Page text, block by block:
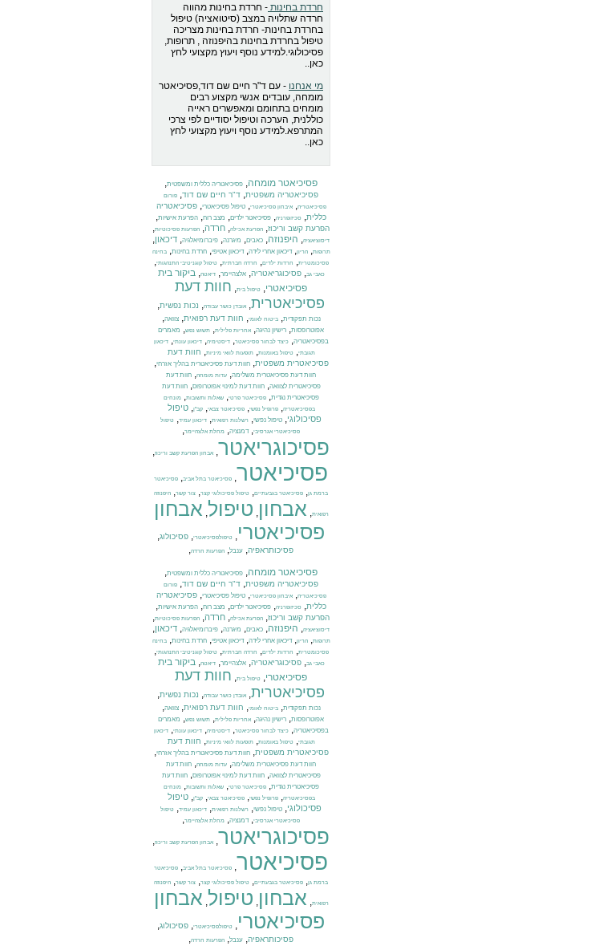
חרדת בחינות - חרדת בחינות מהווה
חרדה שתלויה במצב (סיטואציה) טיפול
בחרדת בחינות- חרדת בחינות מצריכה
טיפול בחרדת בחינות בהיפנוזה , תרופות,
פסיכולוגי.למידע נוסף ויעוץ מקצועי לחץ
כאן..
מי אנחנו - עם ד"ר חיים שם דוד,פסיכיאטר
מומחה, עובדים אנשי מקצוע רבים
מומחים בתחומם ומאפשרים ראייה
כוללנית, הערכה וטיפול יסודיים לפי צרכי
המתרפא.למידע נוסף ויעוץ מקצועי לחץ
כאן..
פסיכיאטר מומחה, פסיכיאטריה כללית ומשפטית,
פסיכיאטריה משפטית, ד"ר חיים שם דוד, פורום
פסיכיאטריה,איבחון פסיכיאטרי,טיפול פסיכיאטרי,פסיכיאטריה
כללית, סכיזופרניה, פסיכיאטר ילדים, מצב רוח, הפרעת אישיות,
הפרעת קשב וריכוז, הפרעת אכילה, חרדה, הפרעות פסיכוטיות,
דיסוציאציה, היפנוזה, כאבים, מיגרנה, פיברומיאלגיה, דיכאון,
תרופות,הריון,דיכאון אחרי לידה,דיכאון אטיפי,חרדת בחינות,בחינה
פסיכומטרית, חרדות ילדים, חרדה חברתית,טיפול קוגניטיבי התנהגותי,
כאבי גב,פסיכוגריאטריה,אלצהיימר,דיאטה,ביקור בית
פסיכיאטרי, טיפול בית, חוות דעת
פסיכיאטרית, אובדן כושר עבודה, נכות נפשית,
נכות תפקודית,ביטוח לאומי, חוות דעת רפואית,צוואה,
אפוטרופסות, רישיון נהיגה, אחריות פלילית, תשוש נפש, מאמרים
בפסיכיאטריה,כיצד לבחור פסיכיאטר,דיסטימיה,דיכאון עונתי,דיכאון
תגובתי,טיפול באומנות,תופעות לוואי מיניות, חוות דעת
פסיכיאטרית משפטית,חוות דעת פסיכיאטרית בהליך אזרחי,
חוות דעת פסיכיאטרית משלימה, עדות מומחה, חוות דעת
פסיכיאטרית לצוואה,חוות דעת למינוי אפוטרופוס,חוות דעת
פסיכיאטרית נגדית,פסיכיאטר פרטי,שאלות ותשובות,מונחים
בפסיכיאטריה,פרופיל נפשי,פסיכיאטר צבאי,קב"ן,טיפול
פסיכולוגי, טיפול נפשי, רשלנות רפואית, דיכאון עמיד, טיפול
פסיכיאטרי אגרסיבי,דמנציה, מחלת אלצהיימר,
פסיכוגריאטר, אבחון הפרעת קשב וריכוז,
פסיכיאטר, פסיכיאטר בתל אביב, פסיכיאטר
ברמת גן, פסיכיאטר בגבעתיים, טיפול פסיכולוגי קצר, צור קשר, היפנוזה
רפואית, אבחון, טיפול, אבחון
פסיכיאטרי, טיפולפסיכיאטרי, פסיכולוג,
פסיכותראפיה, ענבל, הפרעות חרדה,
פסיכיאטר מומחה, פסיכיאטריה כללית ומשפטית,
פסיכיאטריה משפטית, ד"ר חיים שם דוד, פורום
פסיכיאטריה,איבחון פסיכיאטרי,טיפול פסיכיאטרי,פסיכיאטריה
כללית, סכיזופרניה, פסיכיאטר ילדים, מצב רוח, הפרעת אישיות,
הפרעת קשב וריכוז, הפרעת אכילה, חרדה, הפרעות פסיכוטיות,
דיסוציאציה, היפנוזה, כאבים, מיגרנה, פיברומיאלגיה, דיכאון,
תרופות,הריון,דיכאון אחרי לידה,דיכאון אטיפי,חרדת בחינות,בחינה
פסיכומטרית, חרדות ילדים, חרדה חברתית,טיפול קוגניטיבי התנהגותי,
כאבי גב,פסיכוגריאטריה,אלצהיימר,דיאטה,ביקור בית
פסיכיאטרי, טיפול בית, חוות דעת
פסיכיאטרית, אובדן כושר עבודה, נכות נפשית,
נכות תפקודית,ביטוח לאומי, חוות דעת רפואית,צוואה,
אפוטרופסות, רישיון נהיגה, אחריות פלילית, תשוש נפש, מאמרים
בפסיכיאטריה,כיצד לבחור פסיכיאטר,דיסטימיה,דיכאון עונתי,דיכאון
תגובתי,טיפול באומנות,תופעות לוואי מיניות, חוות דעת
פסיכיאטרית משפטית,חוות דעת פסיכיאטרית בהליך אזרחי,
חוות דעת פסיכיאטרית משלימה, עדות מומחה, חוות דעת
פסיכיאטרית לצוואה,חוות דעת למינוי אפוטרופוס,חוות דעת
פסיכיאטרית נגדית,פסיכיאטר פרטי,שאלות ותשובות,מונחים
בפסיכיאטריה,פרופיל נפשי,פסיכיאטר צבאי,קב"ן,טיפול
פסיכולוגי, טיפול נפשי, רשלנות רפואית, דיכאון עמיד, טיפול
פסיכיאטרי אגרסיבי,דמנציה, מחלת אלצהיימר,
פסיכוגריאטר, אבחון הפרעת קשב וריכוז,
פסיכיאטר, פסיכיאטר בתל אביב, פסיכיאטר
ברמת גן, פסיכיאטר בגבעתיים, טיפול פסיכולוגי קצר, צור קשר, היפנוזה
רפואית, אבחון, טיפול, אבחון
פסיכיאטרי, טיפולפסיכיאטרי, פסיכולוג,
פסיכותראפיה, ענבל, הפרעות חרדה,